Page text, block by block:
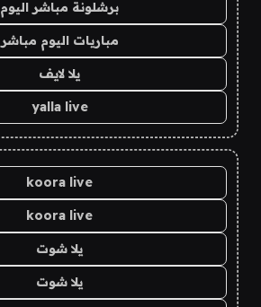
برشلونة مباشر اليوم
مباريات اليوم مباشر
يلا لايف
yalla live
koora live
koora live
يلا شوت
يلا شوت